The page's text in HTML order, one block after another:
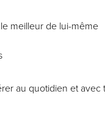
meilleur de lui-même
au quotidien et